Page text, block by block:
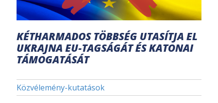
KÉTHARMADOS TÖBBSÉG UTASÍTJA EL
UKRAJNA EU-TAGSÁGÁT ÉS KATONAI
TÁMOGATÁSÁT
Közvélemény-kutatások